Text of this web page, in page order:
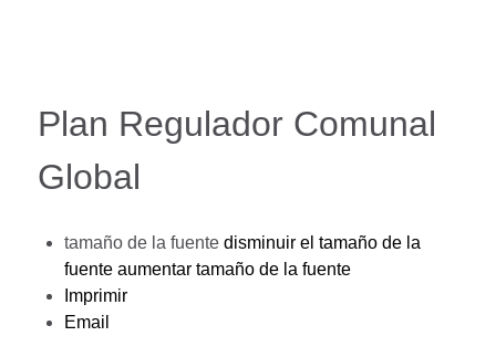
Plan Regulador Comunal
Global
tamaño de la fuente disminuir el tamaño de la
fuente aumentar tamaño de la fuente
Imprimir
Email